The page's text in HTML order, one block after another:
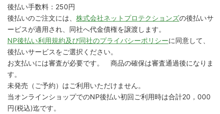
後払い手数料：250円
後払いのご注文には、 株式会社ネットプロテクションズの後払いサ
ービスが適用され、同社へ代金債権を譲渡します。
NP後払い利用規約及び同社のプライバシーポリシーに同意して、
後払いサービスをご選択ください。
お支払いには審査が必要です。 商品の確保は審査通過後になりま
す。
未発売（ご予約）はご利用いただけません。
当オンラインショップでのNP後払い初回ご利用時は合計20，000
円(税込)迄です。